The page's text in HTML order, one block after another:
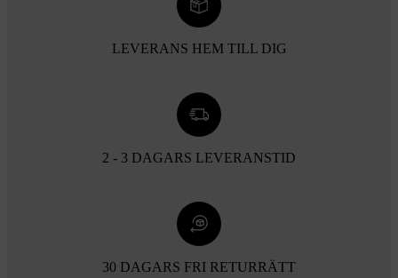
LEVERANS HEM TILL DIG
2 - 3 DAGARS LEVERANSTID
30 DAGARS FRI RETURRÄTT